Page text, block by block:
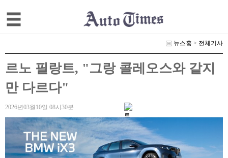
뉴스홈 > 전체기사
르노 필랑트, "그랑 콜레오스와 같지
만 다르다"
2026년03월10일 08시30분